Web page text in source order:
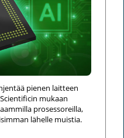
pienen laitteen
mukaan
prosessoreilla,
lähelle muistia.